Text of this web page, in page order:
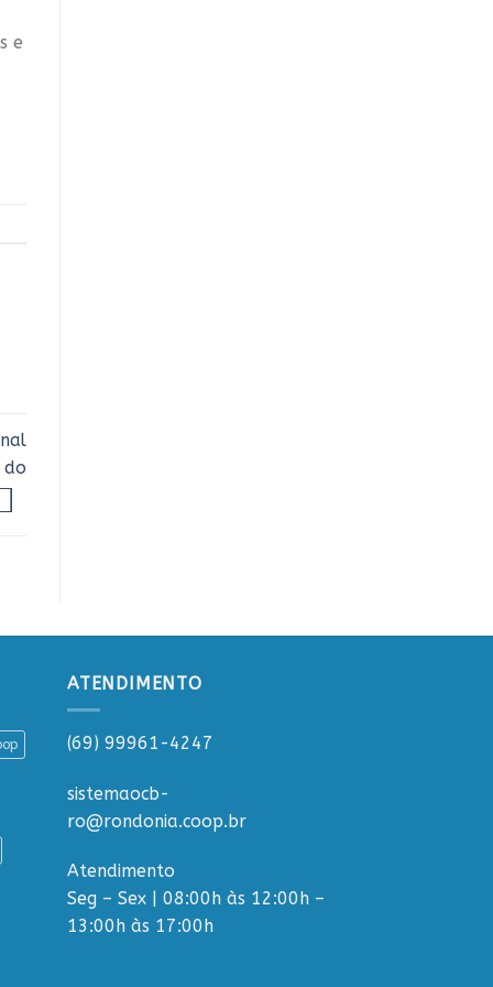
e
ATENDIMENTO
(69) 99961-4247
sistemaocb-
ro@rondonia.coop.br
Atendimento
Seg – Sex | 08:00h às 12:00h –
13:00h às 17:00h